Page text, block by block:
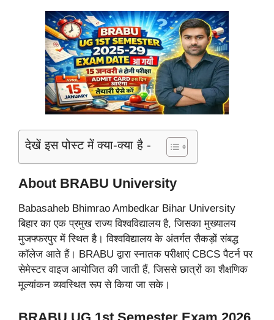
देखें इस पोस्ट में क्या-क्या है -
About BRABU University
Babasaheb Bhimrao Ambedkar Bihar University
बिहार का एक प्रमुख राज्य विश्वविद्यालय है, जिसका मुख्यालय
मुजफ्फरपुर में स्थित है। विश्वविद्यालय के अंतर्गत सैकड़ों संबद्ध
कॉलेज आते हैं। BRABU द्वारा स्नातक परीक्षाएं CBCS पैटर्न पर
सेमेस्टर वाइज आयोजित की जाती हैं, जिससे छात्रों का शैक्षणिक
मूल्यांकन व्यवस्थित रूप से किया जा सके।